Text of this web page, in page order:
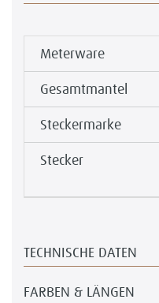
Meterware
Gesamtmantel
Steckermarke
Stecker
TECHNISCHE DATEN
FARBEN & LÄNGEN